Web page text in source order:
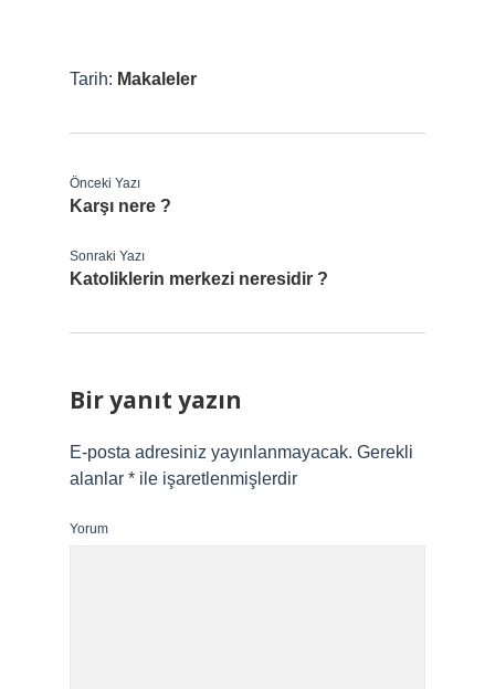
Tarih: Makaleler
Önceki Yazı
Karşı nere ?
Sonraki Yazı
Katoliklerin merkezi neresidir ?
Bir yanıt yazın
E-posta adresiniz yayınlanmayacak. Gerekli
alanlar * ile işaretlenmişlerdir
Yorum